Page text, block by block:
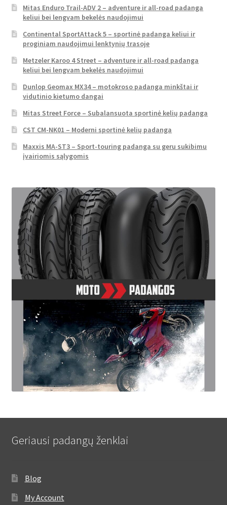
Mitas Enduro Trail-ADV 2 – adventure ir all-road padanga
keliui bei lengvam bekelės naudojimui
Continental SportAttack 5 – sportinė padanga keliui ir
proginiam naudojimui lenktynių trasoje
Metzeler Karoo 4 Street – adventure ir all-road padanga
keliui bei lengvam bekelės naudojimui
Dunlop Geomax MX34 – motokroso padanga minkštai ir
vidutinio kietumo dangai
Mitas Street Force – Subalansuota sportinė kelių padanga
CST CM-NK01 – Moderni sportinė kelių padanga
Maxxis MA-ST3 – Sport-touring padanga su geru sukibimu
įvairiomis sąlygomis
Geriausi padangų ženklai
Blog
My Account